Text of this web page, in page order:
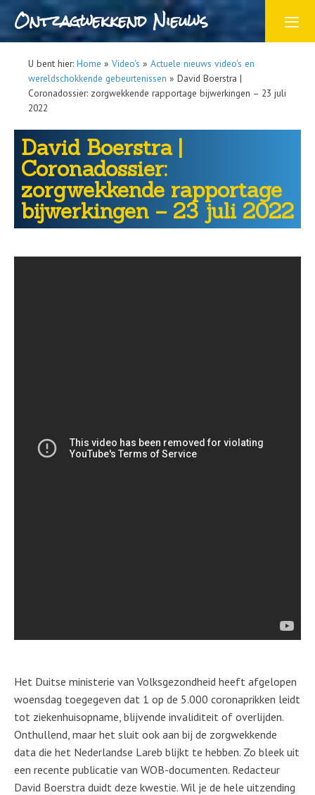
Ontzagwekkend Nieuws
U bent hier: Home » Video's » Actuele nieuws video's en
wereldschokkende gebeurtenissen » David Boerstra |
Coronadossier: zorgwekkende rapportage bijwerkingen – 23 juli
2022
David Boerstra |
Coronadossier:
zorgwekkende rapportage
bijwerkingen – 23 juli 2022
Het Duitse ministerie van Volksgezondheid heeft afgelopen
woensdag toegegeven dat 1 op de 5.000 coronaprikken leidt
tot ziekenhuisopname, blijvende invaliditeit of overlijden.
Onthullend, maar het sluit ook aan bij de zorgwekkende
data die het Nederlandse Lareb blijkt te hebben. Zo bleek uit
een recente publicatie van WOB-documenten. Redacteur
David Boerstra duidt deze kwestie. Wil je de hele uitzending